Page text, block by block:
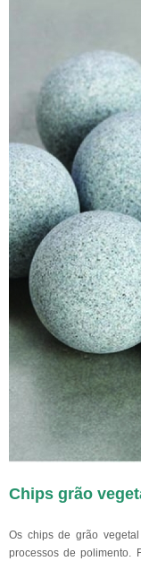
Chips grão
Os chips de grão
processos de polimento.